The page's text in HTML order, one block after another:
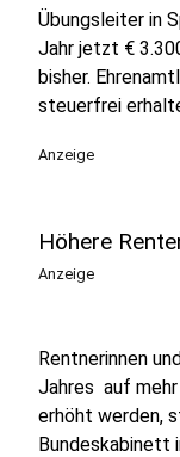
Übungsleiter in
Jahr jetzt €
bisher.
steuerfrei
Anzeige
Höhere
Anzeige
Rentnerinnen
Jahres auf
erhöht werden,
Bundeskabinett